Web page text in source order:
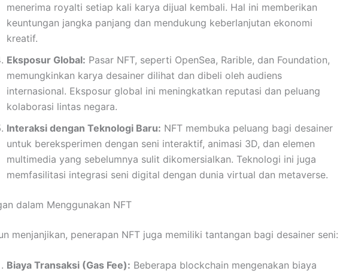
menerima royalti setiap kali karya dijual kembali. Hal ini memberikan
keuntungan jangka panjang dan mendukung keberlanjutan ekonomi
kreatif.
Eksposur Global: Pasar NFT, seperti OpenSea, Rarible, dan Foundation,
memungkinkan karya desainer dilihat dan dibeli oleh audiens
internasional. Eksposur global ini meningkatkan reputasi dan peluang
kolaborasi lintas negara.
Interaksi dengan Teknologi Baru: NFT membuka peluang bagi desainer
untuk bereksperimen dengan seni interaktif, animasi 3D, dan elemen
multimedia yang sebelumnya sulit dikomersialkan. Teknologi ini juga
memfasilitasi integrasi seni digital dengan dunia virtual dan metaverse.
dalam Menggunakan NFT
menjanjikan, penerapan NFT juga memiliki tantangan bagi desainer seni:
Biaya Transaksi (Gas Fee): Beberapa blockchain mengenakan biaya